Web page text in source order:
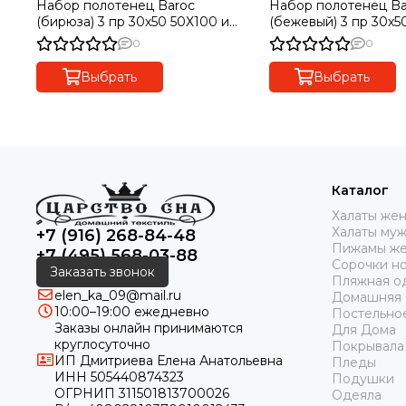
Набор полотенец Baroc
(бирюза) 3 пр 30х50 50Х100 и
90Х150 TIVOLYO HOME Турция
0
Выбрать
Набор полотенец Baroc
(бежевый) 3 пр 30х50 50Х100 и
90Х150 TIVOLYO
0
Выбрать
+7 (916) 268-84-48
+7 (495) 568-03-88
Заказать звонок
elen_ka_09@mail.ru
10:00–19:00 ежедневно
Заказы онлайн принимаются
круглосуточно
ИП Дмитриева Елена Анатольевна
ИНН 505440874323
ОГРНИП 311501813700026
Каталог
Халаты
Халаты
Пижамы
Сорочки
Пляжная
Домашняя
Для Дома
Покрывала
Пледы
Подушки
Одеяла